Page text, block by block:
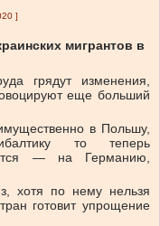
]
мигрантов в
грядут изменения,
еще больший
в Польшу,
то теперь
— на Германию,
хотя по нему нельзя
готовит упрощение